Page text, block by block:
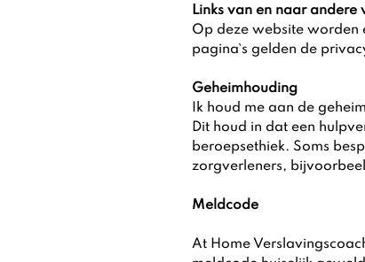
Links van en naar andere
Op deze website worden
pagina`s gelden de
Geheimhouding
Ik houd me aan de
Dit houd in dat een
beroepsethiek. Soms
zorgverleners,
Meldcode
At Home